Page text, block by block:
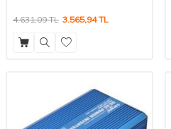
4.631,09TL 3.565,94TL